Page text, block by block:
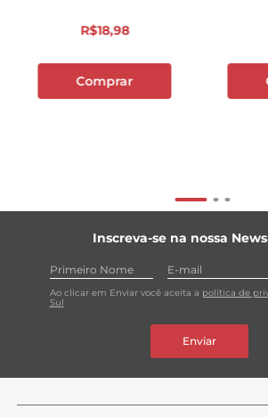
R$18,98
Comprar
Inscreva-se na nossa
Ao clicar em Enviar você aceita a política de
Sul
Enviar